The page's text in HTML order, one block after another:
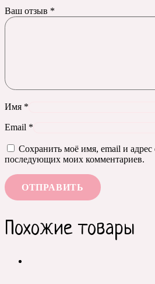
Ваш отзыв *
Имя *
Email *
Сохранить моё имя, email и адрес
последующих моих комментариев.
Похожие товары